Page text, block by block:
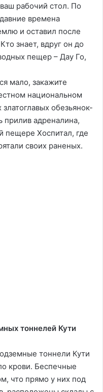
рабочий стол. По
времена
и оставил после
знает, вдруг он до
пещер – Дау Го,
мало, закажите
национальном
обезьянок-
прилив адреналина,
пещере Хоспитал, где
своих раненых.
тоннелей Кути
тоннели Кути
крови. Беспечные
что прямо у них под